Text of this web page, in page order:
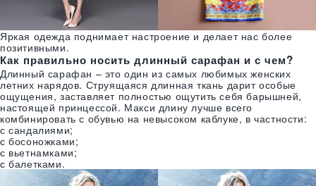
Яркая одежда поднимает настроение и делает нас более
позитивными.
Как правильно носить длинный сарафан и с чем?
Длинный сарафан – это один из самых любимых женских
летних нарядов. Струящаяся длинная ткань дарит особые
ощущения, заставляет полностью ощутить себя барышней,
настоящей принцессой. Макси длину лучше всего
комбинировать с обувью на невысоком каблуке, в частности:
с сандалиями;
с босоножками;
с вьетнамками;
с балетками.